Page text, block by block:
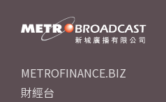
METROFINANCE.BIZ
財經台